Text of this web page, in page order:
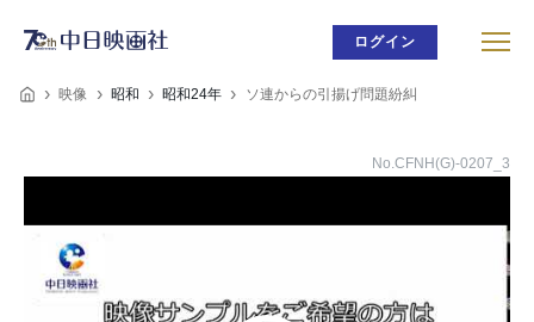
ログイン
映像 昭和 昭和24年 ソ連からの引揚げ問題紛糾
No.CFNH(G)-0207_3